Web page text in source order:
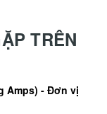
TRÊN
Amps) - Đơn vị